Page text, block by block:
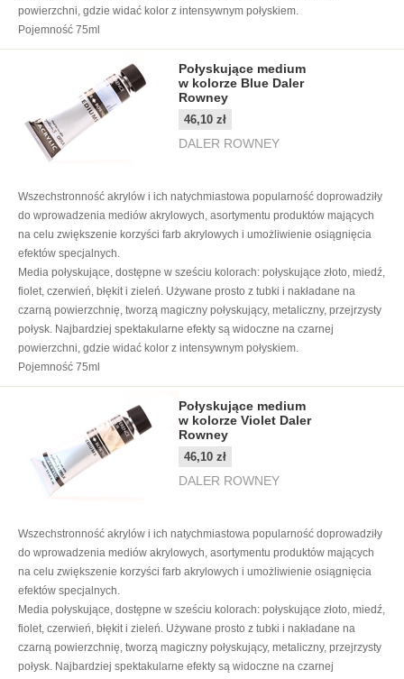
powierzchni, gdzie widać kolor z intensywnym połyskiem.
Pojemność 75ml
Połyskujące medium
w kolorze Blue Daler
Rowney
46,10 zł
DALER ROWNEY
Wszechstronność akrylów i ich natychmiastowa popularność doprowadziły
do wprowadzenia mediów akrylowych, asortymentu produktów mających
na celu zwiększenie korzyści farb akrylowych i umożliwienie osiągnięcia
efektów specjalnych.
Media połyskujące, dostępne w sześciu kolorach: połyskujące złoto, miedź,
fiolet, czerwień, błękit i zieleń. Używane prosto z tubki i nakładane na
czarną powierzchnię, tworzą magiczny połyskujący, metaliczny, przejrzysty
połysk. Najbardziej spektakularne efekty są widoczne na czarnej
powierzchni, gdzie widać kolor z intensywnym połyskiem.
Pojemność 75ml
Połyskujące medium
w kolorze Violet Daler
Rowney
46,10 zł
DALER ROWNEY
Wszechstronność akrylów i ich natychmiastowa popularność doprowadziły
do wprowadzenia mediów akrylowych, asortymentu produktów mających
na celu zwiększenie korzyści farb akrylowych i umożliwienie osiągnięcia
efektów specjalnych.
Media połyskujące, dostępne w sześciu kolorach: połyskujące złoto, miedź,
fiolet, czerwień, błękit i zieleń. Używane prosto z tubki i nakładane na
czarną powierzchnię, tworzą magiczny połyskujący, metaliczny, przejrzysty
połysk. Najbardziej spektakularne efekty są widoczne na czarnej